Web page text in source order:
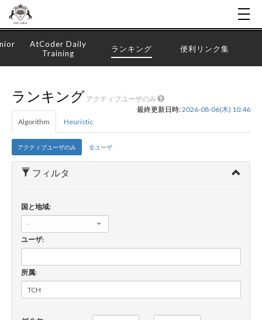
AtCoder Daily
Training
ランキング 便利リンク集
ランキング アクティブユーザのみ
最終更新日時:2026-08-06(木) 10:46
Algorithm
Heuristic
アクティブユーザのみ 全ユーザ
フィルタ
国と地域:
-
ユーザ:
所属: